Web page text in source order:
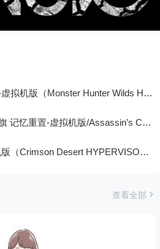
怪物猎人：荒野-虚拟机版（Monster Hunter Wilds HYPERVISOR）免安装中文版
《刺客信条：黑旗 记忆重置-虚拟机版/Assassin’s Creed Black Flag Resynced HYPERVISOR》免安装中文版
红色沙漠-虚拟机版（Crimson Desert HYPERVISOR）免安装中文版
查看全部